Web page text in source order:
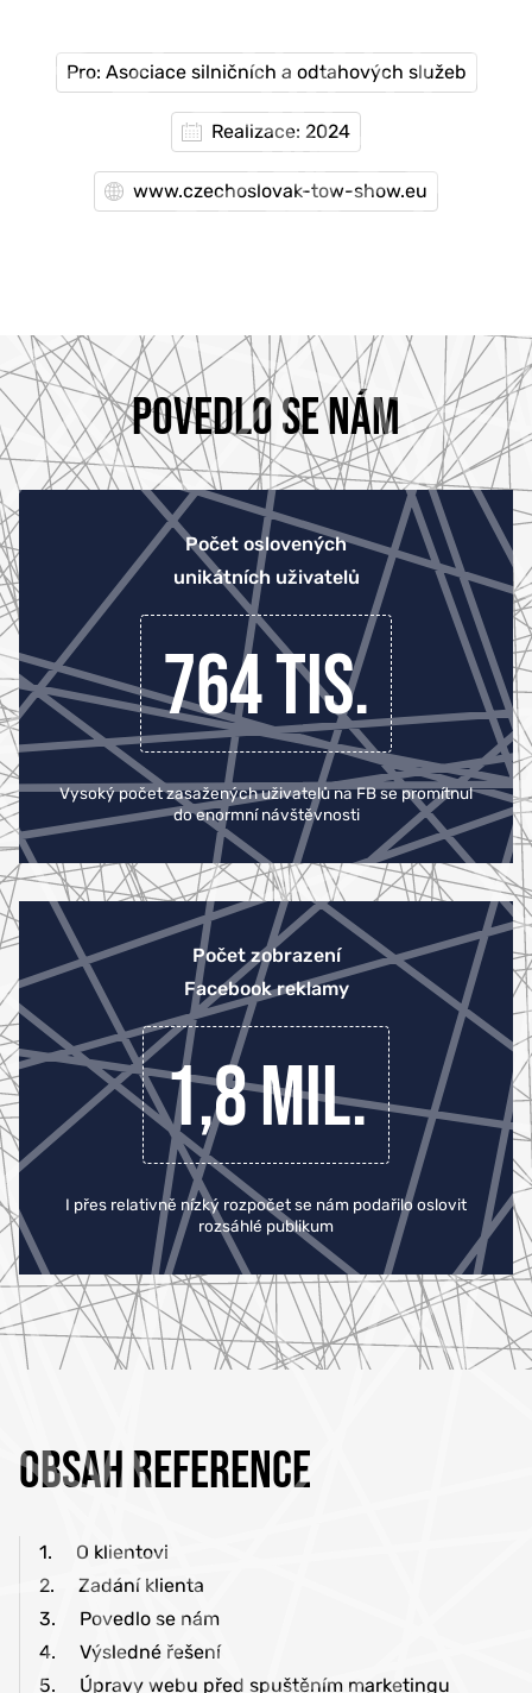
Pro: Asociace silničních a odtahových služeb
Realizace: 2024
www.czechoslovak-tow-show.eu
POVEDLO SE NÁM
Počet oslovených
unikátních uživatelů
764 tis.
Vysoký počet zasažených uživatelů na FB se promítnul
do enormní návštěvnosti
Počet zobrazení
Facebook reklamy
1,8 mil.
I přes relativně nízký rozpočet se nám podařilo oslovit
rozsáhlé publikum
OBSAH REFERENCE
1.
O klientovi
2.
Zadání klienta
3.
Povedlo se nám
4.
Výsledné řešení
5.
Úpravy webu před spuštěním marketingu